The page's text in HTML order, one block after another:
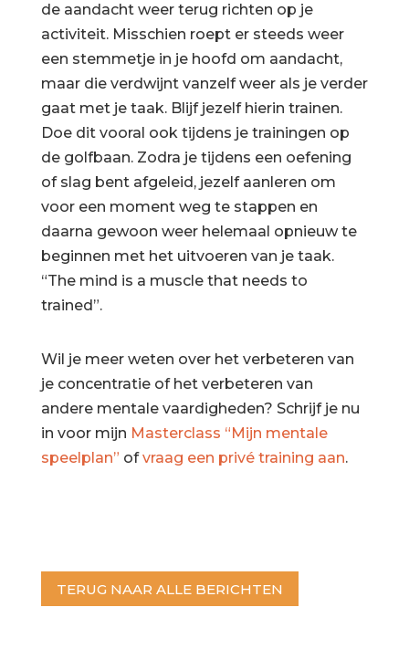
de aandacht weer terug richten op je
activiteit. Misschien roept er steeds weer
een stemmetje in je hoofd om aandacht,
maar die verdwijnt vanzelf weer als je verder
gaat met je taak. Blijf jezelf hierin trainen.
Doe dit vooral ook tijdens je trainingen op
de golfbaan. Zodra je tijdens een oefening
of slag bent afgeleid, jezelf aanleren om
voor een moment weg te stappen en
daarna gewoon weer helemaal opnieuw te
beginnen met het uitvoeren van je taak.
“The mind is a muscle that needs to
trained”.
Wil je meer weten over het verbeteren van
je concentratie of het verbeteren van
andere mentale vaardigheden? Schrijf je nu
in voor mijn Masterclass “Mijn mentale
speelplan” ofvraag een privé training aan.
TERUG NAAR ALLE BERICHTEN